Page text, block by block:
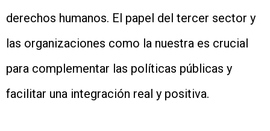
derechos humanos. El papel del tercer sector y
las organizaciones como la nuestra es crucial
para complementar las políticas públicas y
facilitar una integración real y positiva.